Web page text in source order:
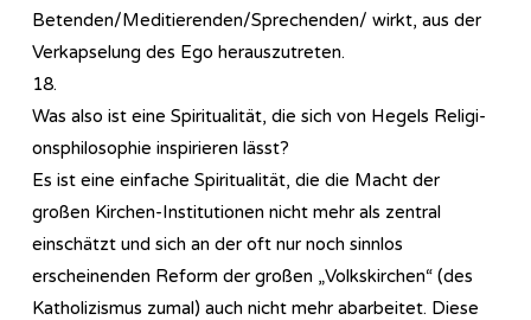
Betenden/Meditierenden/Sprechenden/ wirkt, aus der
Verkapselung des Ego herauszutreten.
18.
Was also ist eine Spiritualität, die sich von Hegels Re­li­gi­
ons­phi­lo­so­phie inspirieren lässt?
Es ist eine einfache Spiritualität, die die Macht der
großen Kirchen-Institutionen nicht mehr als zentral
einschätzt und sich an der oft nur noch sinnlos
erscheinenden Reform der großen „Volkskirchen“ (des
Katholizismus zumal) auch nicht mehr abarbeitet. Diese